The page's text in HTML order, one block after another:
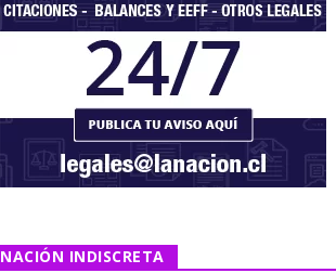
NACIÓN INDISCRETA